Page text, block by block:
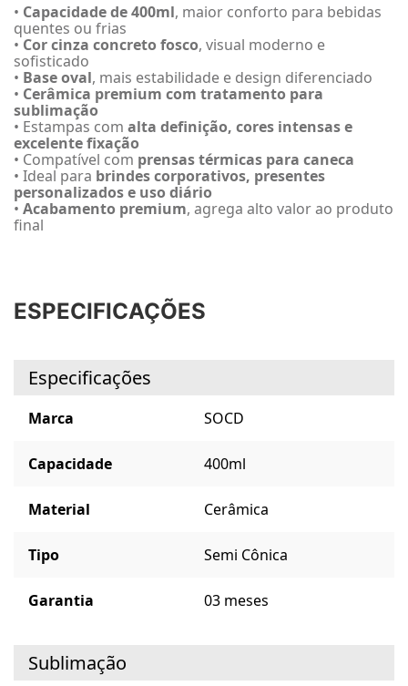
• Capacidade de 400ml, maior conforto para bebidas
quentes ou frias
• Cor cinza concreto fosco, visual moderno e
sofisticado
• Base oval, mais estabilidade e design diferenciado
• Cerâmica premium com tratamento para
sublimação
• Estampas com alta definição, cores intensas e
excelente fixação
• Compatível com prensas térmicas para caneca
• Ideal para brindes corporativos, presentes
personalizados e uso diário
• Acabamento premium, agrega alto valor ao produto
final
ESPECIFICAÇÕES
Especificações
Marca SOCD
Capacidade 400ml
Material Cerâmica
Tipo Semi Cônica
Garantia 03 meses
Sublimação